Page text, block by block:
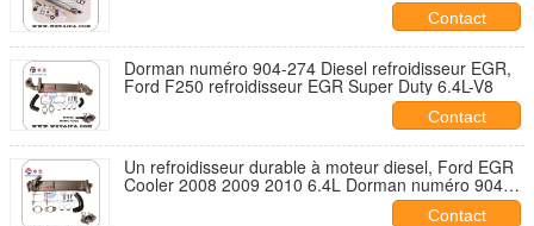
Contact
Dorman numéro 904-274 Diesel refroidisseur EGR,
Ford F250 refroidisseur EGR Super Duty 6.4L-V8
Contact
Un refroidisseur durable à moteur diesel, Ford EGR
Cooler 2008 2009 2010 6.4L Dorman numéro 904-
Contact